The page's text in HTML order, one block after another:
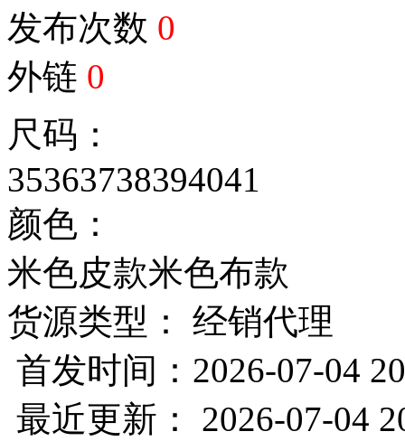
发布次数 0
外链 0
尺码：
35363738394041
颜色：
米色皮款米色布款
货源类型： 经销代理
首发时间：2026-07-04
最近更新： 2026-07-04